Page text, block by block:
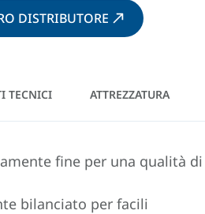
DISTRIBUTORE
TECNICI ATTREZZATURA
fine per una qualità di
bilanciato per facili